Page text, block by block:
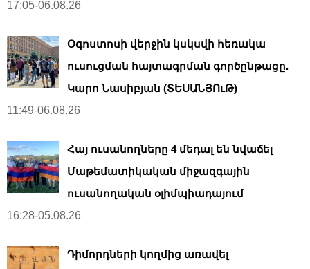
17:05-06.08.26
Օգոստոսի վերջին կսկսվի հեռակա
ուսուցման հայտագրման գործընթացը.
Կարո Նասիբյան (ՏԵՍԱՆՅՈւԹ)
11:49-06.08.26
Հայ ուսանողները 4 մեդալ են նվաճել
Մաթեմատիկական միջազգային
ուսանողական օլիմպիադայում
16:28-05.08.26
Դիմորդների կողմից առավել